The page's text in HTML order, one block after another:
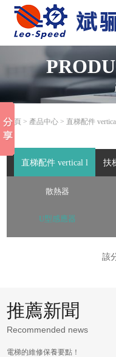
首頁 > 產品中心 >直梯配件
直梯配件 vertical l
adder fitting
扶
散熱器
U型感應器
該
推薦新聞
Recommended news
電梯的維修保養要點！